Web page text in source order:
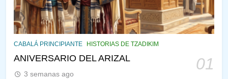
CABALÁ PRINCIPIANTE HISTORIAS DE TZADIKIM
ANIVERSARIO DEL ARIZAL 01
3 semanas ago
PENSAMIENTO JUDÍO PIRKEI AVOT
145
CABALÁ Y JASIDUT: EL
CONSEJO DE LOS PADRES